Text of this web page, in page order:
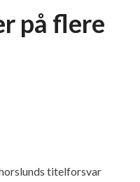
på flere
titelforsvar